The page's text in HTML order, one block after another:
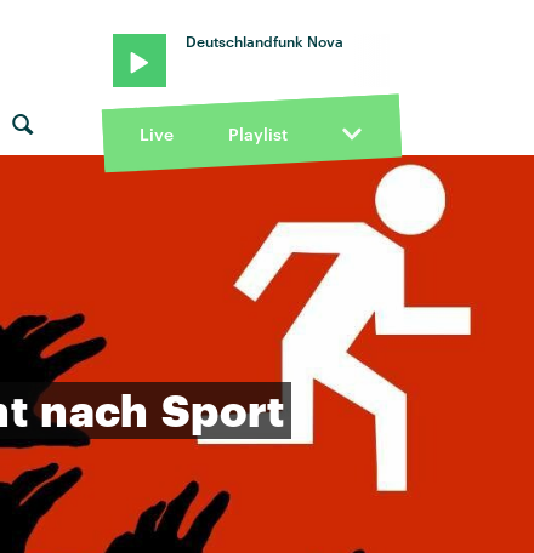
Deutschlandfunk Nova
Live Playlist
nach Sport